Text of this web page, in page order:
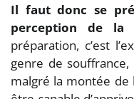
Il faut donc se
perception de la
préparation, c’est
genre de
malgré la montée de